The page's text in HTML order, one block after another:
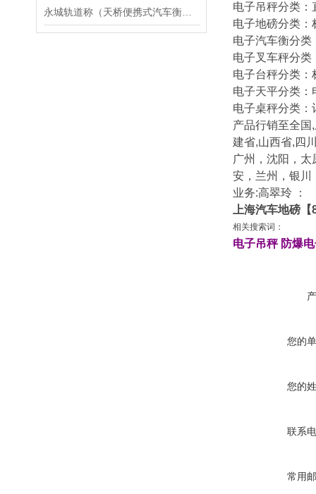
电子吊秤分类：
电子地磅分类
电子汽车衡分类
电子叉车秤分类
电子台秤分类
电子天平分类：
电子桌秤分类
产品行销至全国
建省,山西省,四
广州，沈阳，
安，兰州，银川
业务:高翠玲 ：
上海汽车地磅
相关搜索词：
电子吊秤 防爆
您的
您的
联系
常用